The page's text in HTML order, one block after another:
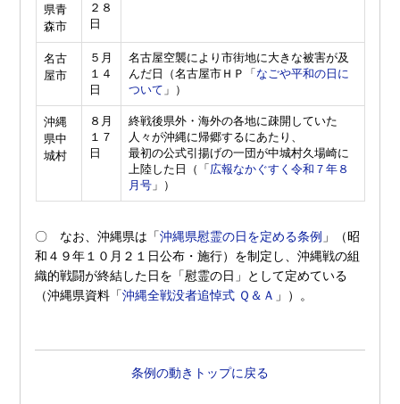
県青
森市
２８
日
名古
屋市
５月
１４
日
名古屋空襲により市街地に大きな被害が及
んだ日（名古屋市ＨＰ「 なごや平和の日に
ついて 」）
沖縄
県中
城村
８月
１７
日
終戦後県外・海外の各地に疎開していた
人々が沖縄に帰郷するにあたり、
最初の公式引揚げの一団が中城村久場崎に
上陸した日（「 広報なかぐすく令和７年８
月号」）
〇 なお、沖縄県は「沖縄県慰霊の日を定める条例 」（昭
和４９年１０月２１日公布・施行）を制定し、沖縄戦の組
織的戦闘が終結した日を「慰霊の日」として定めている
（沖縄県資料「沖縄全戦没者追悼式 Ｑ＆Ａ 」）。
条例の動きトップに戻る